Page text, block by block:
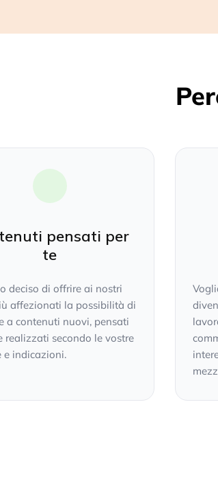
pensati per
te
deciso di offrire ai nostri
affezionati la possibilità di
a contenuti nuovi, pensati
realizzati secondo le vostre
e indicazioni.